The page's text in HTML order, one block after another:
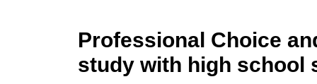
Professional Choice
study with high school